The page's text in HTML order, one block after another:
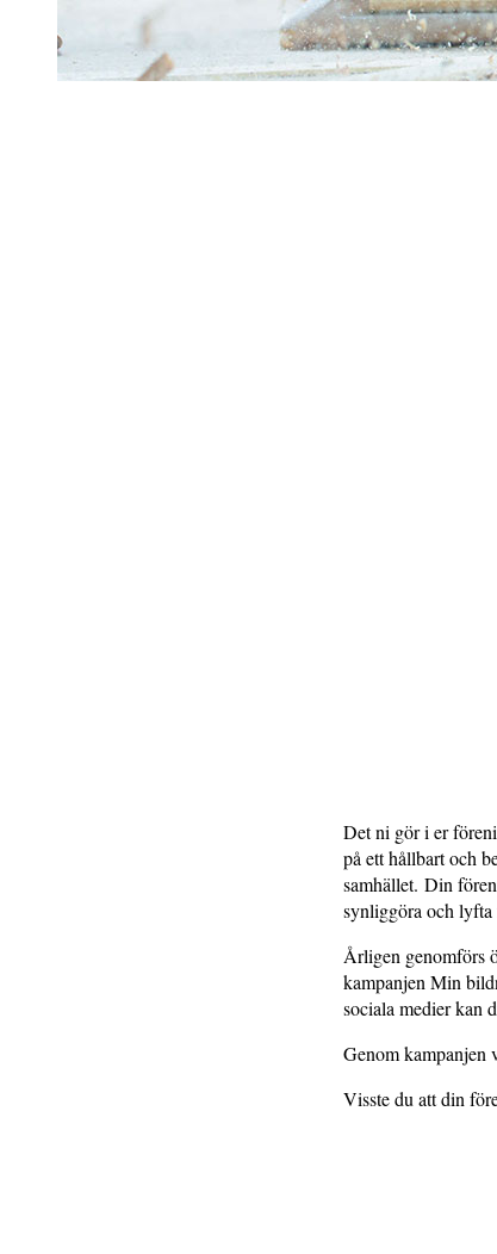
Det ni gör i er
på ett hållbart och
samhället. Din
synliggöra och
Årligen genomförs
kampanjen Min
sociala medier kan
Genom
Visste du att din